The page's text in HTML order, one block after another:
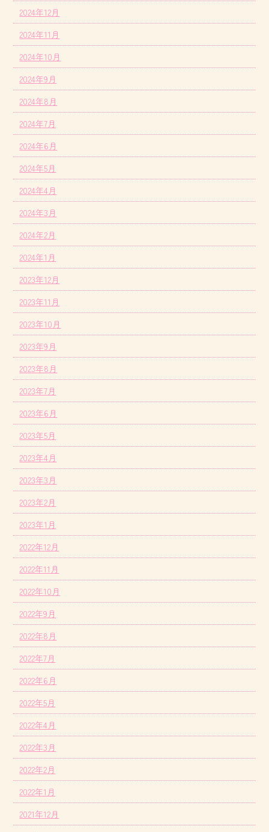
2024年12月
2024年11月
2024年10月
2024年9月
2024年8月
2024年7月
2024年6月
2024年5月
2024年4月
2024年3月
2024年2月
2024年1月
2023年12月
2023年11月
2023年10月
2023年9月
2023年8月
2023年7月
2023年6月
2023年5月
2023年4月
2023年3月
2023年2月
2023年1月
2022年12月
2022年11月
2022年10月
2022年9月
2022年8月
2022年7月
2022年6月
2022年5月
2022年4月
2022年3月
2022年2月
2022年1月
2021年12月